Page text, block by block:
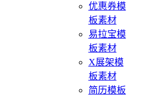
优惠券模
板素材
易拉宝模
板素材
X展架模
板素材
简历模板